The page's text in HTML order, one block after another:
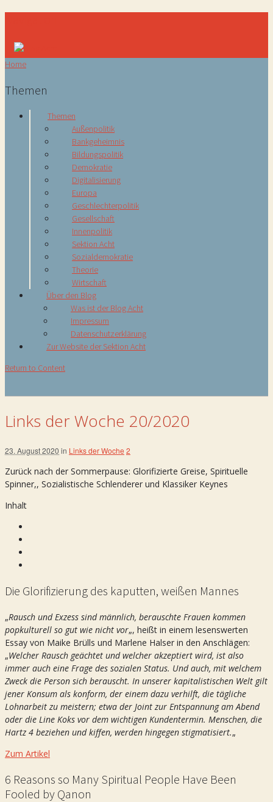
Home
Themen
Themen
Außenpolitik
Bankgeheimnis
Bildungspolitik
Demokratie
Digitalisierung
Europa
Geschlechterpolitik
Gesellschaft
Innenpolitik
Sektion Acht
Sozialdemokratie
Theorie
Wirtschaft
Über den Blog
Was ist der Blog Acht
Impressum
Datenschutzerklärung
Zur Website der Sektion Acht
Return to Content
Links der Woche 20/2020
23. August 2020 in Links der Woche 2
Zurück nach der Sommerpause: Glorifizierte Greise, Spirituelle
Spinner,, Sozialistische Schlenderer und Klassiker Keynes
Inhalt
Die Glorifizierung des kaputten, weißen Mannes
„Rausch und Exzess sind männlich, berauschte Frauen kommen
popkulturell so gut wie nicht vor„, heißt in einem lesenswerten
Essay von Maike Brülls und Marlene Halser in den Anschlägen:
„Welcher Rausch geächtet und welcher akzeptiert wird, ist also
immer auch eine Frage des sozialen Status. Und auch, mit welchem
Zweck die Person sich berauscht. In unserer kapitalistischen Welt gilt
jener Konsum als konform, der einem dazu verhilft, die tägliche
Lohnarbeit zu meistern; etwa der Joint zur Entspannung am Abend
oder die Line Koks vor dem wichtigen Kundentermin. Menschen, die
Hartz 4 beziehen und kiffen, werden hingegen stigmatisiert.„
Zum Artikel
6 Reasons so Many Spiritual People Have Been
Fooled by Qanon